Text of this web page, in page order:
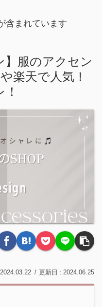
含まれています
】服のアクセン
楽天で人気！
2024.03.22 2024.06.25